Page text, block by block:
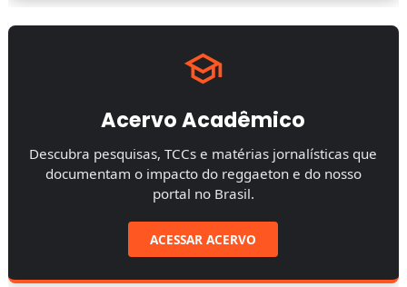
Acervo Acadêmico
Descubra pesquisas, TCCs e matérias jornalísticas que
documentam o impacto do reggaeton e do nosso
portal no Brasil.
ACESSAR ACERVO